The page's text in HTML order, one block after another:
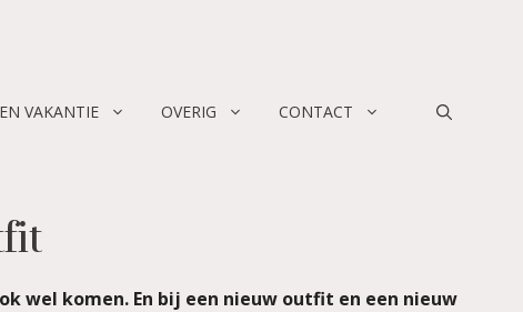
VAKANTIE OVERIG CONTACT
wel komen. En bij een nieuw outfit en een nieuw